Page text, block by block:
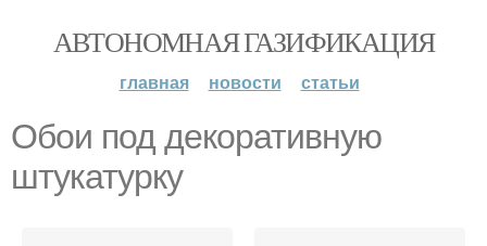
АВТОНОМНАЯ ГАЗИФИКАЦИЯ
главная новости статьи
Обои под декоративную
штукатурку